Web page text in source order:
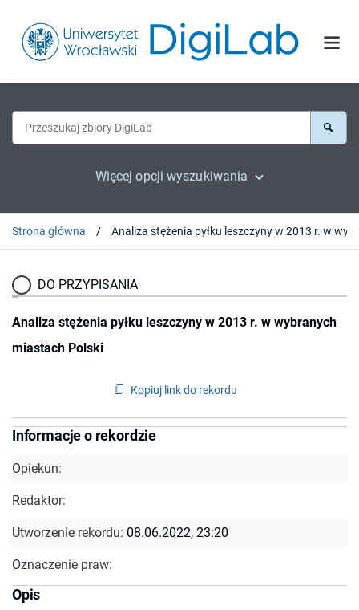
Więcej opcji wyszukiwania
Strona główna
DO PRZYPISANIA
Analiza stężenia pyłku leszczyny w 2013 r. w wybranych
miastach Polski
Kopiuj link do rekordu
Informacje o rekordzie
Opiekun:
Redaktor:
Utworzenie rekordu: 08.06.2022, 23:20
Oznaczenie praw:
Opis